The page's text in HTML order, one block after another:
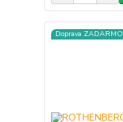
Doprava ZADARMO